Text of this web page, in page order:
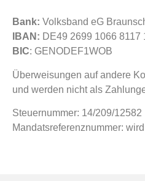
Bank: Volksband eG
IBAN: DE49 2699 1066 8117
BIC: GENODEF1WOB
Überweisungen auf andere
und werden nicht als
Steuernummer: 14/209/12582
Mandatsreferenznummer: